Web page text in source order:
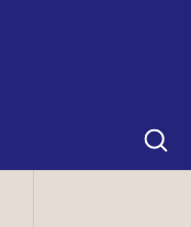
جستجو